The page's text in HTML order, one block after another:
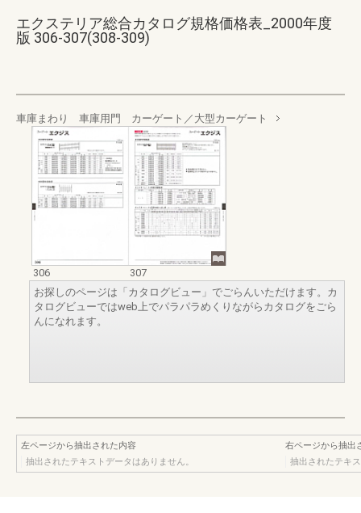
エクステリア総合カタログ規格価格表_2000年度
版 306-307(308-309)
車庫まわり 車庫用門 カーゲート／大型カーゲート
306
307
お探しのページは「カタログビュー」でごらんいただけます。カ
タログビューではweb上でパラパラめくりながらカタログをごら
んになれます。
左ページから抽出された内容
抽出されたテキストデータはありません。
右ページから抽出
抽出されたテキ